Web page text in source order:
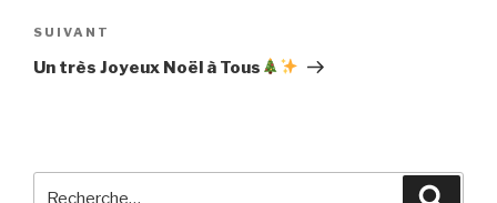
Article
suivant
SUIVANT
Un très Joyeux Noël à Tous